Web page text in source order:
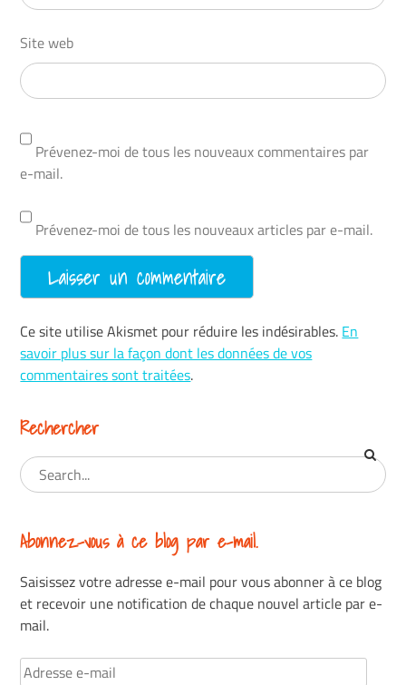
Site web
Prévenez-moi de tous les nouveaux commentaires par
e-mail.
Prévenez-moi de tous les nouveaux articles par e-mail.
Ce site utilise Akismet pour réduire les indésirables. En
savoir plus sur la façon dont les données de vos
commentaires sont traitées.
Rechercher
Abonnez-vous à ce blog par e-mail.
Saisissez votre adresse e-mail pour vous abonner à ce blog
et recevoir une notification de chaque nouvel article par e-
mail.
Adresse